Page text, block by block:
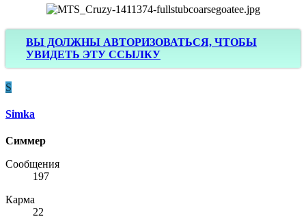
ВЫ ДОЛЖНЫ АВТОРИЗОВАТЬСЯ, ЧТОБЫ
УВИДЕТЬ ЭТУ ССЫЛКУ
S
Simka
Симмер
Сообщения
197
Карма
22